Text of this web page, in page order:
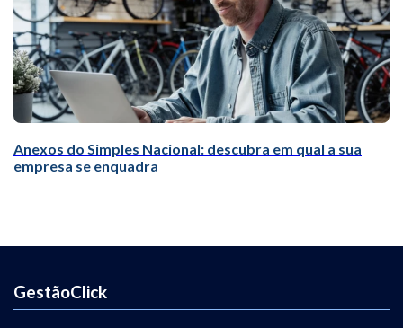
Anexos do Simples Nacional: descubra em qual a sua
empresa se enquadra
GestãoClick